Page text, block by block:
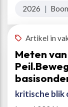
2026 |
Artikel in
Meten
kritische blik